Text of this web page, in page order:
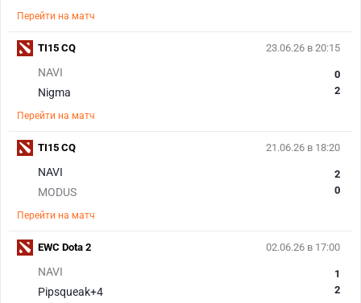
Перейти на матч
23.06.26 в 20:15
NAVI
Nigma
0
2
Перейти на матч
TI15 CQ
21.06.26 в 18:20
NAVI
MODUS
2
0
Перейти на матч
TI15 CQ
02.06.26 в 17:00
NAVI
Pipsqueak+4
1
2
EWC Dota 2